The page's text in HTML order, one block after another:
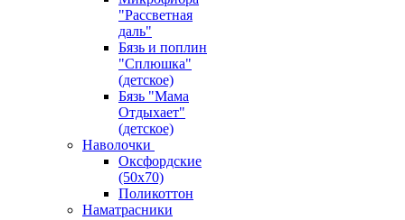
"Рассветная
даль"
Бязь и поплин
"Сплюшка"
(детское)
Бязь "Мама
Отдыхает"
(детское)
Наволочки
Оксфордские
(50х70)
Поликоттон
Наматрасники